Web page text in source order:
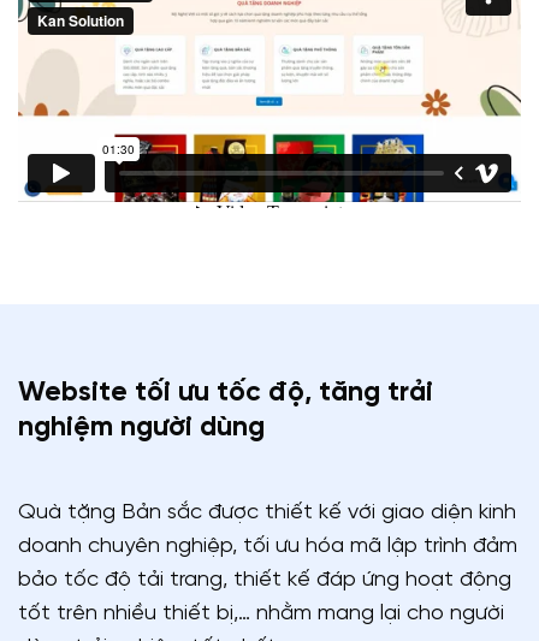
Website tối ưu tốc độ, tăng trải
nghiệm người dùng
Quà tặng Bản sắc được thiết kế với giao diện kinh
doanh chuyên nghiệp, tối ưu hóa mã lập trình đảm
bảo tốc độ tải trang, thiết kế đáp ứng hoạt động
tốt trên nhiều thiết bị,… nhằm mang lại cho người